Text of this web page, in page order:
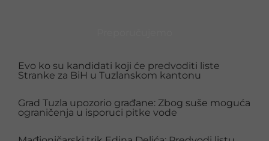
Evo ko su kandidati koji će predvoditi liste
Stranke za BiH u Tuzlanskom kantonu
Grad Tuzla upozorio građane: Zbog suše moguća
ograničenja u isporuci pitke vode